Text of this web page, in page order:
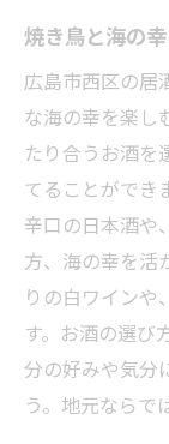
焼き鳥と海の
広島市西区の居
な海の幸を楽し
たり合うお酒を
てることができ
辛口の日本酒や
方、海の幸を活
りの白ワインや
す。お酒の選び
分の好みや気分
う。地元ならで